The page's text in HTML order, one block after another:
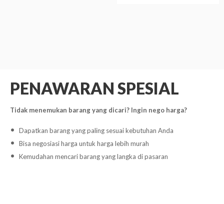
PENAWARAN SPESIAL
Tidak menemukan barang yang dicari? Ingin nego harga?
Dapatkan barang yang paling sesuai kebutuhan Anda
Bisa negosiasi harga untuk harga lebih murah
Kemudahan mencari barang yang langka di pasaran